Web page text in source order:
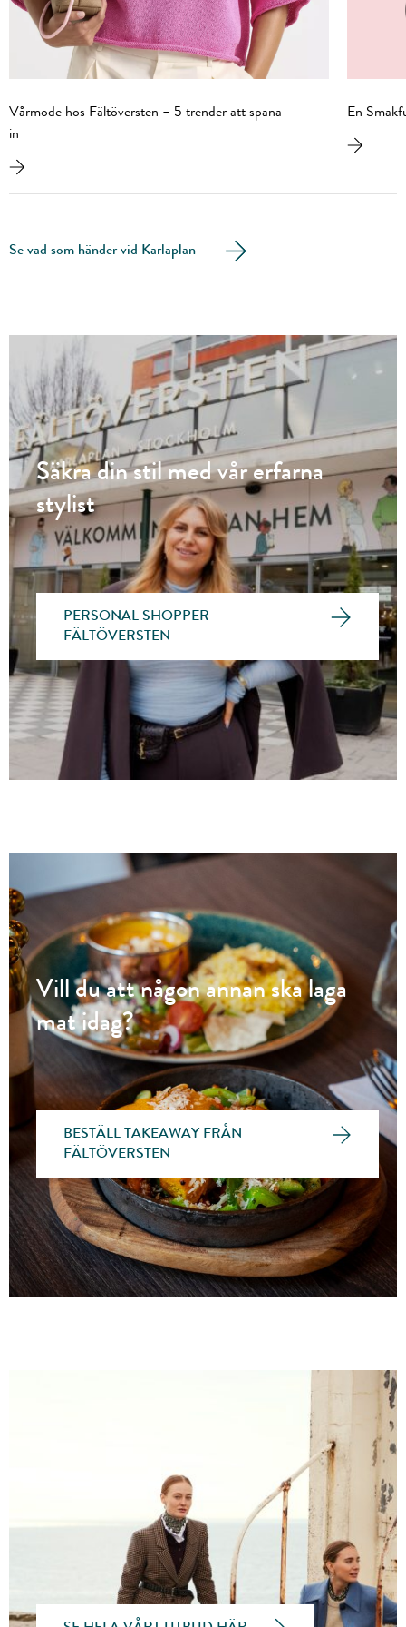
Vårmode hos Fältöversten – 5 trender att spana
in
En
Se vad som händer vid Karlaplan
Säkra din stil med vår erfarna
stylist
PERSONAL SHOPPER
FÄLTÖVERSTEN
Vill du att någon annan ska laga
mat idag?
BESTÄLL TAKEAWAY FRÅN
FÄLTÖVERSTEN